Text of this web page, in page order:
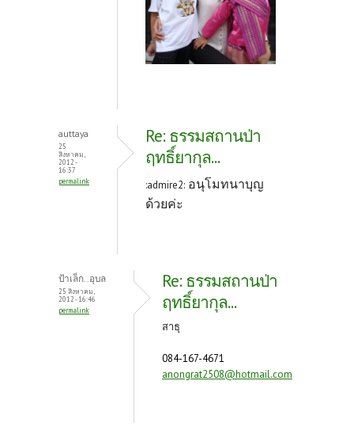
auttaya
25
สิงหาคม,
2012 -
16:37
permalink
Re: ธรรมสถานป่า
ฤทธิ์ยากุล...
:admire2: อนุโมทนาบุญ
ด้วยค่ะ
ป้าเล็ก..อุบล
25 สิงหาคม,
2012 - 16:46
permalink
Re: ธรรมสถานป่า
ฤทธิ์ยากุล...
สาธุ
084-167-4671
anongrat2508@hotmail.com